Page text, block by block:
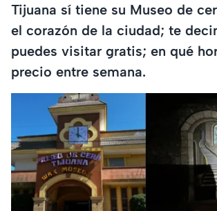
Tijuana sí tiene su Museo de
el corazón de la ciudad; te
puedes visitar gratis; en qué
precio entre semana.